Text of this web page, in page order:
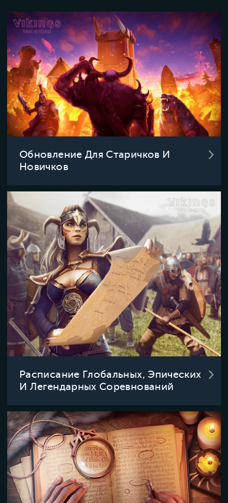
Обновление Для Старичков И
Новичков
Расписание Глобальных, Эпических
И Легендарных Соревнований